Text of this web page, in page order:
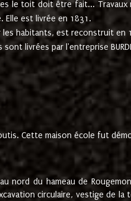
le toit doit être fait... Travaux
Elle est livrée en 1831.
les habitants, est reconstruit en
sont livrées par l'entreprise
Cette maison école fut
nord du hameau de
circulaire, vestige de